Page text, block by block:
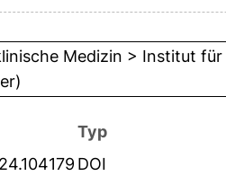
Medizin > Institut
Typ
DOI